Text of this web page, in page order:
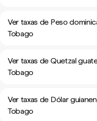
Ver taxas de Peso
Tobago
Ver taxas de Quetzal
Tobago
Ver taxas de Dólar
Tobago